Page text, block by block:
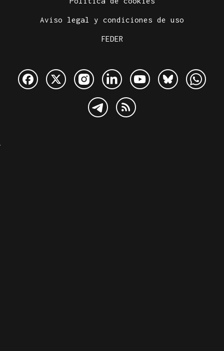
Aviso legal y condiciones de uso
FEDER